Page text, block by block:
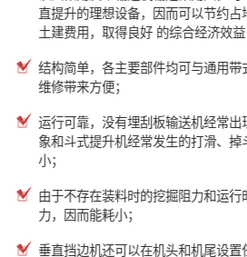
直提升的理想设备，因而可以节约
土建费用，取得良好 的综合经济效益
结构简单，各主要部件均可与通用带
维修带来方便；
运行可靠，没有埋刮板输送机经常
象和斗式提升机经常发生的打滑、
小；
由于不存在装料时的挖掘阻力和运
力，因而能耗小；
垂直挡边机还可以在机头和机尾设置